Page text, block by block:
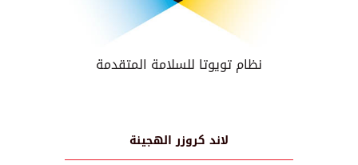
نظام تويوتا للسلامة المتقدمة
لاند كروزر الهجينة